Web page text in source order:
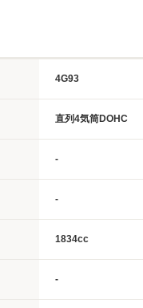
4G93
直列4気筒DOHC
-
-
1834cc
-